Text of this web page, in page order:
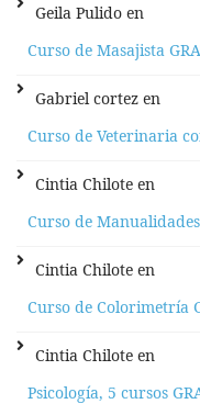
Geila Pulido en
Curso de Masajista
Gabriel cortez en
Curso de Veterinaria
Cintia Chilote en
Curso de
Cintia Chilote en
Curso de Colorimetría
Cintia Chilote en
Psicología, 5 cursos